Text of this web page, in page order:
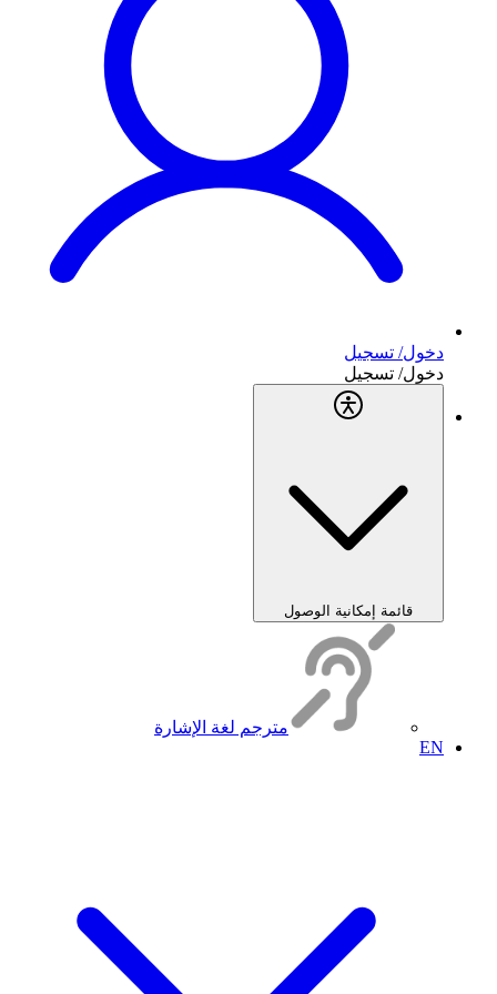
دخول/ تسجيل
دخول/ تسجيل
قائمة إمكانية الوصول
مترجم لغة الإشارة
EN